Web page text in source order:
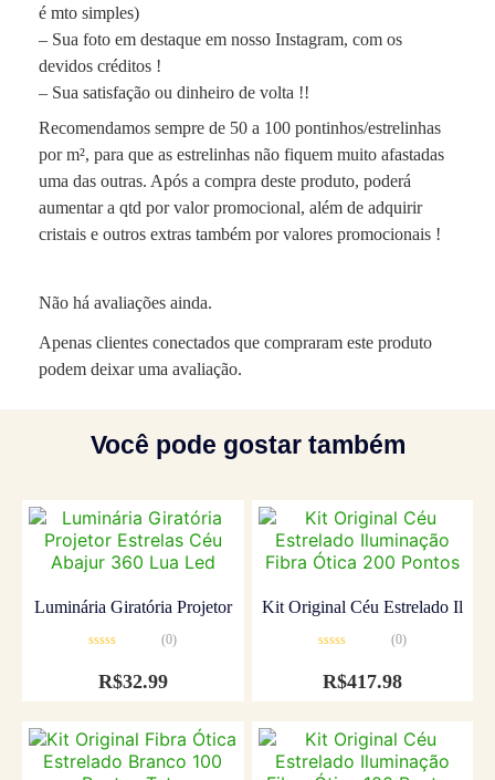
é mto simples)
– Sua foto em destaque em nosso Instagram, com os
devidos créditos !
– Sua satisfação ou dinheiro de volta !!
Recomendamos sempre de 50 a 100 pontinhos/estrelinhas
por m², para que as estrelinhas não fiquem muito afastadas
uma das outras. Após a compra deste produto, poderá
aumentar a qtd por valor promocional, além de adquirir
cristais e outros extras também por valores promocionais !
Não há avaliações ainda.
Apenas clientes conectados que compraram este produto
podem deixar uma avaliação.
Você pode gostar também
Luminária Giratória Projetor
de
(0)
R$32.99
Kit Original Céu Estrelado Il
0
de
(0)
R$417.98